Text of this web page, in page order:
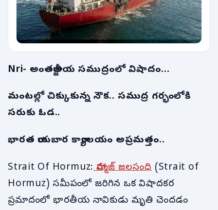
Nri- అంతర్జాతీయ సముద్రంలో విషాదం…
మంటల్లో చిక్కుకున్న నౌక.. సముద్ర గర్భంలోకి
సరుకు ఓడ..
భారత రాయబార కార్యాలయం అప్రమత్తం..
Strait Of Hormuz:హార్ముజ్ జలసంధి(Strait of
Hormuz) సమీపంలో జరిగిన ఒక విషాదకర
ప్రమాదంలో భారతీయ నావికుడు మృతి చెందడం